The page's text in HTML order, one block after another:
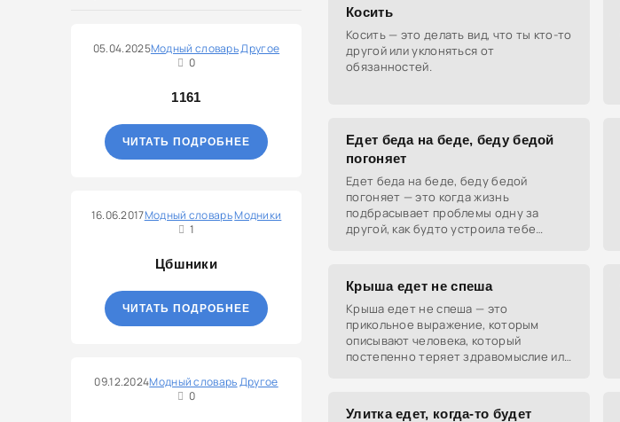
05.04.2025Модный словарьДругое
0
1161
ЧИТАТЬ ПОДРОБНЕЕ
16.06.2017Модный словарьМодники
1
Цбшники
ЧИТАТЬ ПОДРОБНЕЕ
09.12.2024Модный словарьДругое
0
Косить
Косить — это делать вид, что ты кто-то
другой или уклоняться от
обязанностей.
Едет беда на беде, беду бедой
погоняет
Едет беда на беде, беду бедой
погоняет — это когда жизнь
подбрасывает проблемы одну за
другой, как будто устроила тебе
Крыша едет не спеша
Крыша едет не спеша — это
прикольное выражение, которым
описывают человека, который
постепенно теряет здравомыслие или
Улитка едет, когда-то будет